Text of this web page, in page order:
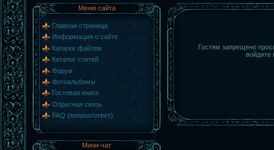
Меню сайта
Главная страница
Информация о сайте
Каталог файлов
Каталог статей
Форум
Фотоальбомы
Гостевая книга
Обратная связь
FAQ (вопрос/ответ)
Мини-чат
Гостям запрещено
войдите